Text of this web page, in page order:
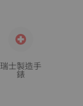
瑞士製造手
錶